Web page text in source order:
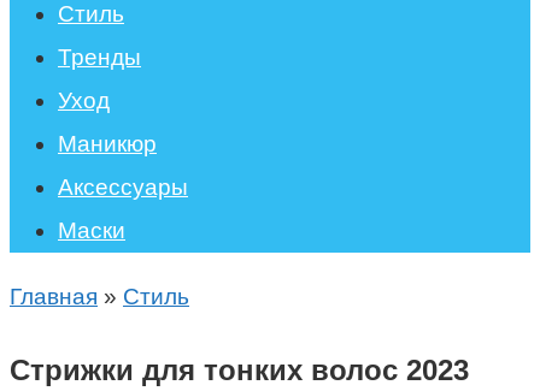
Стиль
Тренды
Уход
Маникюр
Аксессуары
Маски
Главная » Стиль
Стрижки для тонких волос 2023